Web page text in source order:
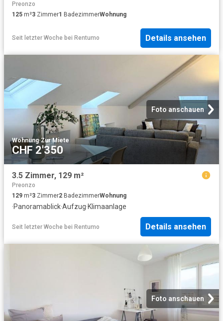
Preonzo
125 m²3 Zimmer1 BadezimmerWohnung
Seit letzter Woche bei Rentumo Details ansehen
Foto anschauen
Wohnung·Zur Miete
CHF 2'350
3.5 Zimmer, 129 m²
Preonzo
129 m²3 Zimmer2 BadezimmerWohnung
·Panoramablick·Aufzug·Klimaanlage
Seit letzter Woche bei Rentumo Details ansehen
Foto anschauen